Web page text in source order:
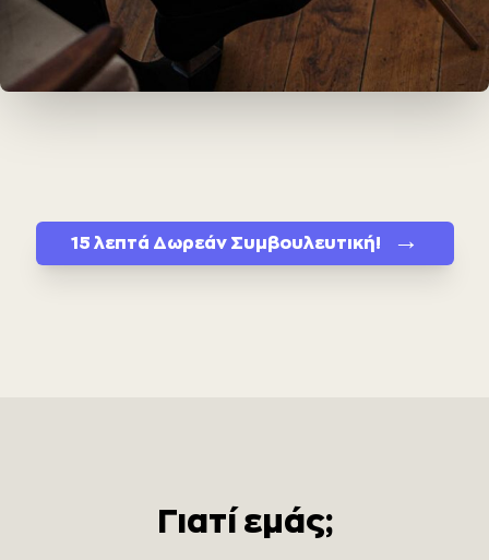
15 λεπτά Δωρεάν Συμβουλευτική! →
Γιατί εμάς;